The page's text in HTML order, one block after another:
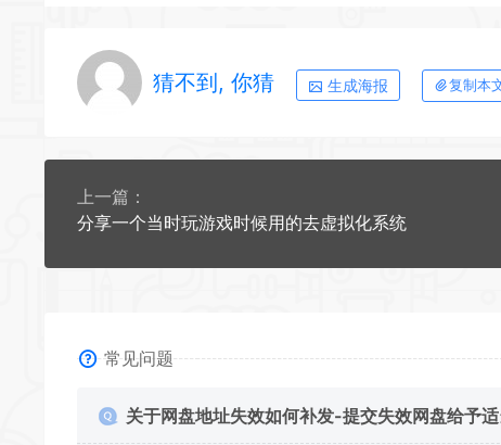
猜不到, 你猜 生成海报 复制本
上一篇：
分享一个当时玩游戏时候用的去虚拟化系统
常见问题
关于网盘地址失效如何补发-提交失效网盘给予